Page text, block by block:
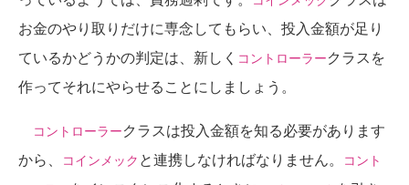
お金のやり取りだけに専念してもらい、投入金額が足り
ているかどうかの判定は、新しく コントローラークラスを
作ってそれにやらせることにしましょう。
コントローラークラスは投入金額を知る必要があります
から、
コインメック と連携しなければなりません。
コント